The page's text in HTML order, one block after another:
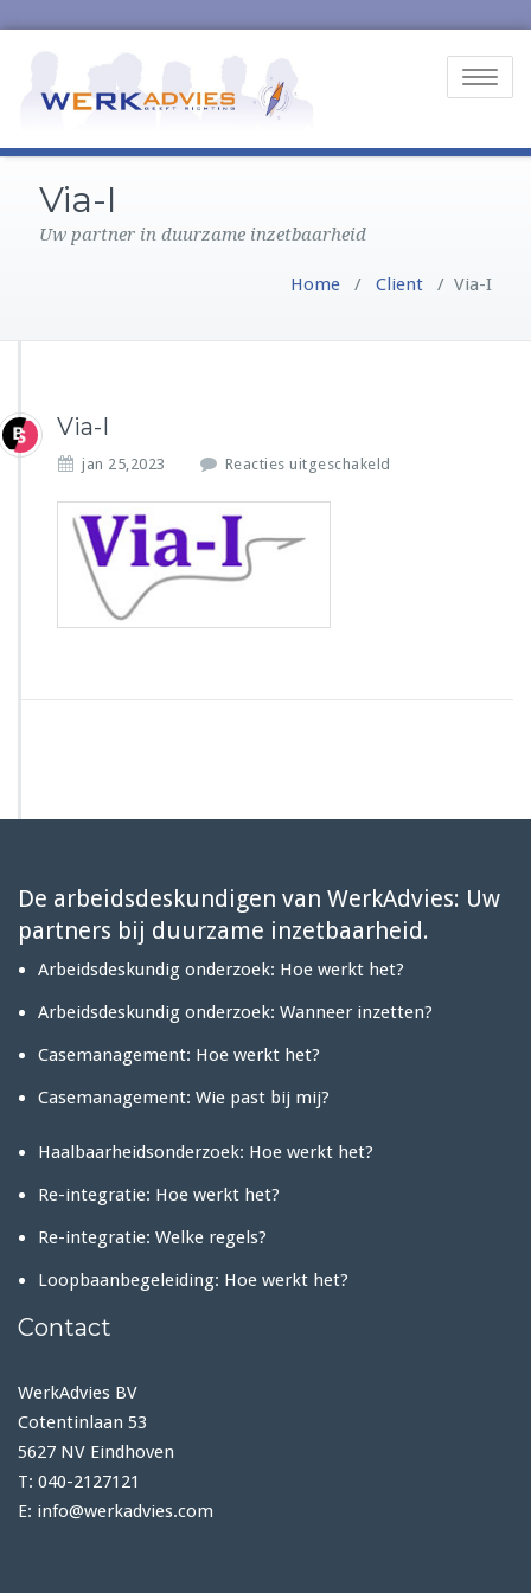
Toggle
Via-I
Uw partner in duurzame inzetbaarheid
Home / Client / Via-I
Via-I
jan 25,2023 Reacties uitgeschakeld
De arbeidsdeskundigen van WerkAdvies: Uw
partners bij duurzame inzetbaarheid.
Arbeidsdeskundig onderzoek: Hoe werkt het?
Arbeidsdeskundig onderzoek: Wanneer inzetten?
Casemanagement: Hoe werkt het?
Casemanagement: Wie past bij mij?
Haalbaarheidsonderzoek: Hoe werkt het?
Re-integratie: Hoe werkt het?
Re-integratie: Welke regels?
Loopbaanbegeleiding: Hoe werkt het?
Contact
WerkAdvies BV
Cotentinlaan 53
5627 NV Eindhoven
T: 040-2127121
E: info@werkadvies.com